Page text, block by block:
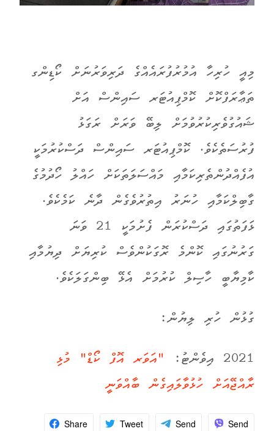
މިއީ ހުރިހާ އުމުރުފުރައެއްގެ ދަރިވަރުނަށް ކޯޑިންގ
ތަޢާރަފްކޮށް ކޮމްޕިއުޓަރ ސައިންސް އަށް
ޝައުގުވެރިކުރުވުމަށް ލިބޭ ވަރަށް ރަގަޅު
ފުރުސަތެކެވެ. ކޮމްޕިއުޓަރ ސައިންސް ދަސްކުރުމަކީ
އުފެއްދުންތެރިކަމާއި މައްސަލަތަކަށް ހައްލު ހޯދުމުގެ
ގާބިލްކަމާއި ހުނަރު އިތުރުވެގެން ދާނެ ކަމެކެވެ.
ޅަފަތުގައި ދަސްކުރަން ފެށުމަކީ 21 ވަނަ
ގަރުނުގައި ކޮންމެ ރޮގަކުންވެސް ކުރިޔަށް ދިޔުމާއި
ކާމިޔާބީ ހާސިލް ކުރުމަށް އެޅޭ ބިންގަލަކެވެ.
ގުޅުން ހުރި ލިޔުން:
2021 އިވެންޓު:
"އަވަރ އޮފް ކޯޑް" މުޅި
ރާއްޖޭއަށް ހުޅުވާލައިގެން ބާއްވަނީ
Share Tweet Send Send